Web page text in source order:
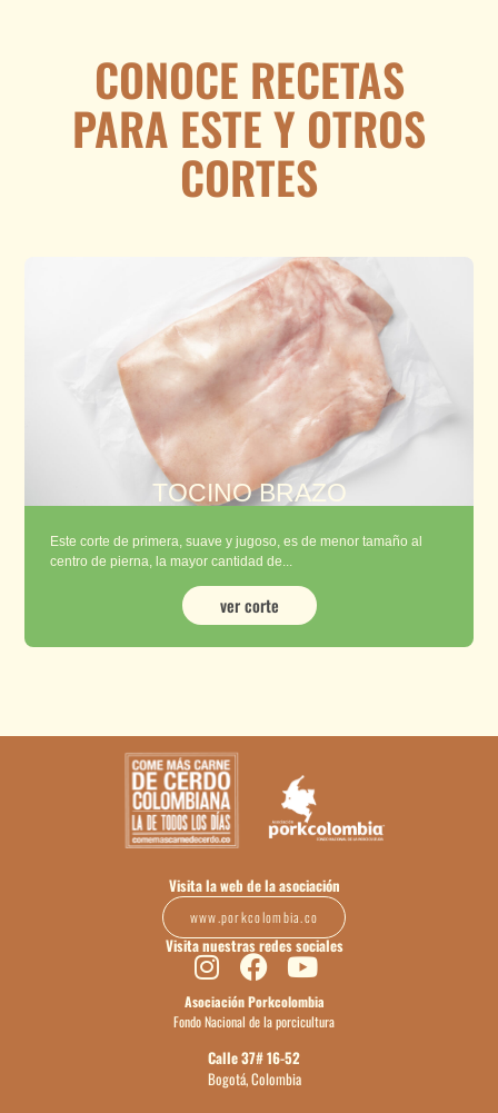
CONOCE RECETAS
PARA ESTE Y OTROS
CORTES
TOCINO BRAZO
Este corte de primera, suave y jugoso, es de menor tamaño al
centro de pierna, la mayor cantidad de...
ver corte
Visita la web de la asociación
www.porkcolombia.co
Visita nuestras redes sociales
Asociación Porkcolombia
Fondo Nacional de la porcicultura
Calle 37# 16-52
Bogotá, Colombia